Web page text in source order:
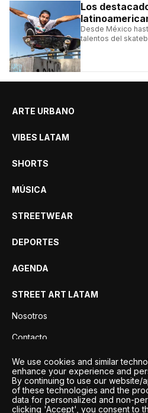
Los
Desde México
talentos del
ARTE URBANO
VIBES LATAM
SHORTS
MÚSICA
STREETWEAR
DEPORTES
AGENDA
STREET ART LATAM
Nosotros
Contacto
Privacidad
We use cookies and similar
enhance your experience and
By continuing to use our website/
of these technologies and the
data for personalized and non-
clicking 'Accept', you consent to